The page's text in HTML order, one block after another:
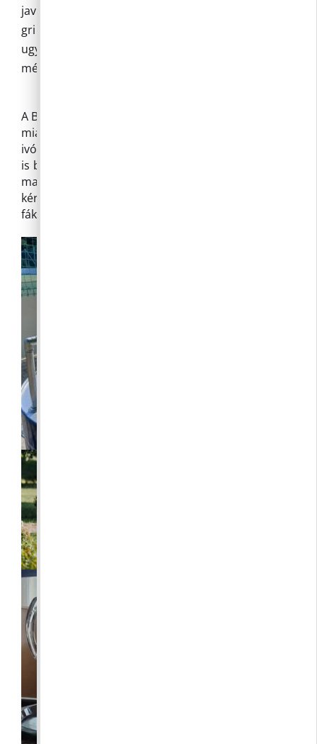
javasolt azonban a gáz égőfej vagy az elektromos
grill használata. A fa- vagy faszén tüzeléskor
ugyanis az izzó zsarátnokok akár több száz
métert repülve is képesek meggyújtani az erdőt.
A Bárdi Ödön sétányhoz párakaput (vízkorlátozás
miatt átmenetileg elzártuk), a focipályához pedig
ivókutat helyeztünk ki. A Polgármesteri Hivatalba
is betérhet hűsölni és vizet inni. Vigyázzanak
magukra és veszélyeztetett szomszédjaikra is! Ha
kérhetjük, adjanak inni a közelükben lévő köztéri
fáknak is.